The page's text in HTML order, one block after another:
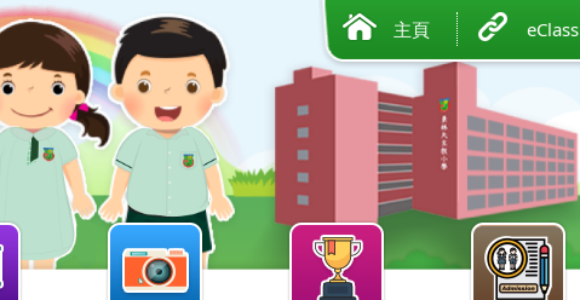
主頁 eClass